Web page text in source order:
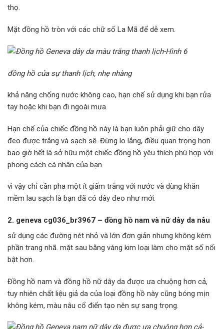
thọ.
Mặt đồng hồ tròn với các chữ số La Mã để dễ xem.
đồng hồ của sự thanh lịch, nhẹ nhàng
khả năng chống nước không cao, hạn chế sử dụng khi bạn rửa
tay hoặc khi bạn đi ngoài mưa.
Hạn chế của chiếc đồng hồ này là bạn luôn phải giữ cho dây
đeo được trắng và sạch sẽ. Đừng lo lắng, điều quan trọng hơn
bao giờ hết là sở hữu một chiếc đồng hồ yêu thích phù hợp với
phong cách cá nhân của bạn.
vì vậy chỉ cần pha một ít giấm trắng với nước và dùng khăn
mềm lau sạch là bạn đã có dây đeo như mới.
2. geneva cg036_br3967 – đồng hồ nam và nữ dây da nâu
sử dụng các đường nét nhỏ và lớn đơn giản nhưng không kém
phần trang nhã. mặt sau bằng vàng kim loại làm cho mặt số nổi
bật hơn.
Đồng hồ nam và đồng hồ nữ dây da được ưa chuộng hơn cả,
tuy nhiên chất liệu giả da của loại đồng hồ này cũng bóng mịn
không kém, màu nâu cổ điển tạo nên sự sang trọng.